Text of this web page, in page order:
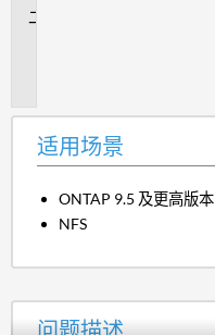
适用场景
ONTAP 9.5 及更高版本
NFS